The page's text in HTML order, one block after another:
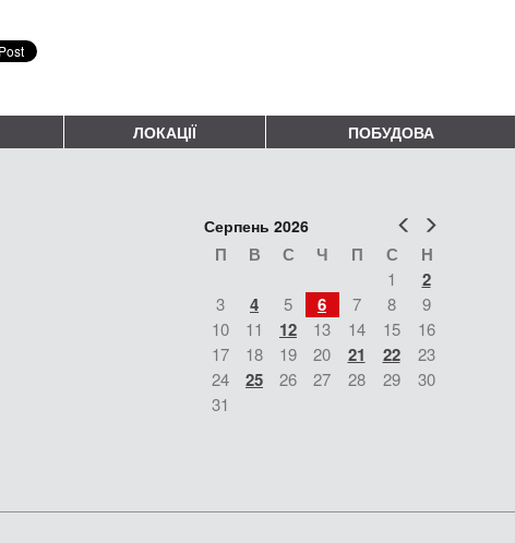
ЛОКАЦІЇ ПОБУДОВА
Попер
Серпень 2026
П В С Ч П С Н
1 2
3 4 5 6 7 8
9
10
11 12 13 14 15
16
17
18 19 20 21 22
23
24
25 26 27 28 29
30
31